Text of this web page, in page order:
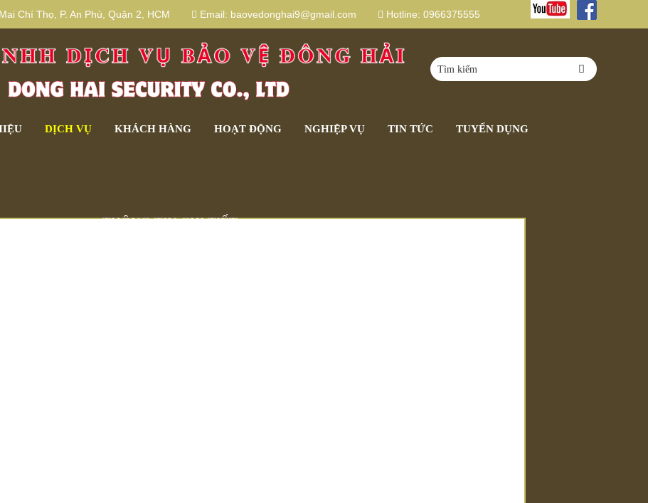
Chí Thọ, P. An Phú, Quận 2, HCM Email: baovedonghai9@gmail.com Hotline: 0966375555
DỊCH VỤ KHÁCH HÀNG HOẠT ĐỘNG NGHIỆP VỤ TIN TỨC TUYỂN DỤNG
THÔNG TIN CHI TIẾT